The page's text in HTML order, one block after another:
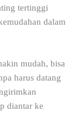
tertinggi
dalam
mudah, bisa
harus datang
diantar ke